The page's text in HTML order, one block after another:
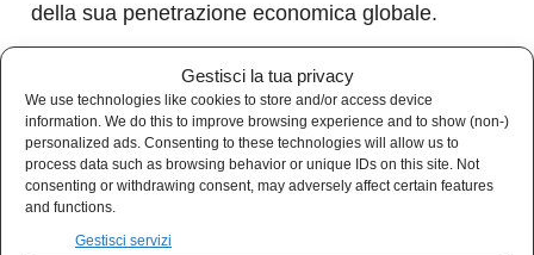
Gestisci la tua privacy
We use technologies like cookies to store and/or access device
information. We do this to improve browsing experience and to show (non-)
personalized ads. Consenting to these technologies will allow us to
process data such as browsing behavior or unique IDs on this site. Not
consenting or withdrawing consent, may adversely affect certain features
and functions.
Gestisci servizi
della sua penetrazione economica globale.
Ed è qui che emerge la vera asimmetria:
Pechino ha interessi vitali, ma nessuna
capacità militare per difenderli fuori dal proprio
perimetro regionale. Se Washington decide di
rimettere le mani su risorse considerate